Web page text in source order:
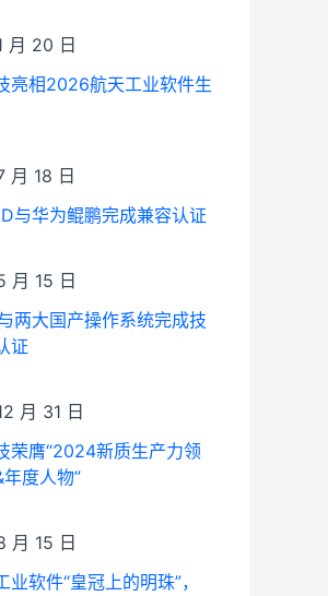
亮相2026航天工业软件生
月 20 日
与华为鲲鹏完成兼容认证
月 18 日
两大国产操作系统完成技
证
月 15 日
荣膺“2024新质生产力领
度人物”
月 31 日
业软件“皇冠上的明珠”，
月 15 日